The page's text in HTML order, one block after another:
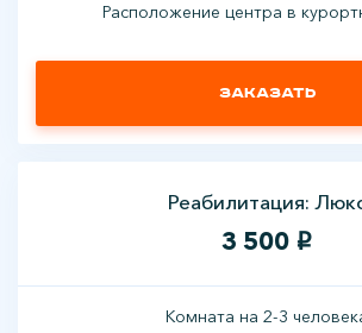
Расположение центра в
Заказать
Реабилитация:
3 500 i
Комната на 2-3